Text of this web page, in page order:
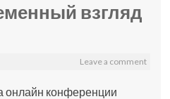
взгляд
Leave a comment
онлайн конференции